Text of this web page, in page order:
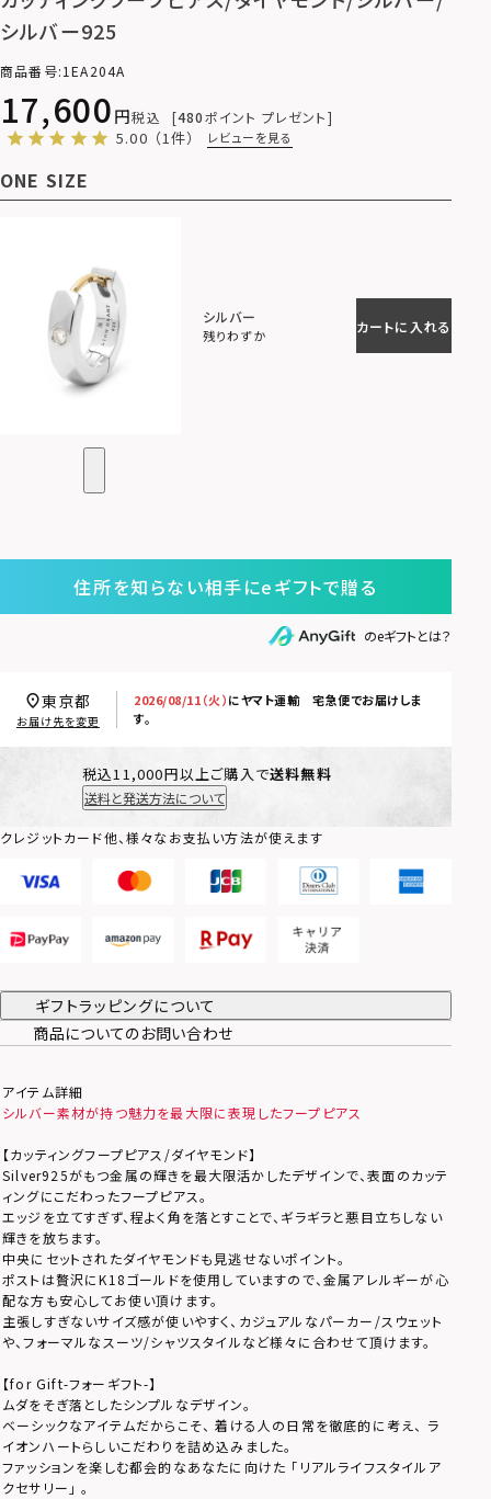
シルバー925
商品番号 1EA204A
17,600 税込 480ポイント プレゼント
5.00 （1件） レビューを見る
ONE SIZE
シルバー
残りわずか
カートに入れる
住所を知らない相手にeギフトで贈る
のeギフトとは？
2026/08/11（火）にヤマト運輸 宅急便でお届けしま
す。
東京都
お届け先を変更
税込11,000円以上ご購入で送料無料
送料と発送方法について
クレジットカード他、様々なお支払い方法が使えます
ギフトラッピングについて
商品についてのお問い合わせ
アイテム詳細
シルバー素材が持つ魅力を最大限に表現したフープピアス
【カッティングフープピアス/ダイヤモンド】
Silver925がもつ金属の輝きを最大限活かしたデザインで、表面のカッテ
ィングにこだわったフープピアス。
エッジを立てすぎず、程よく角を落とすことで、ギラギラと悪目立ちしない
輝きを放ちます。
中央にセットされたダイヤモンドも見逃せないポイント。
ポストは贅沢にK18ゴールドを使用していますので、金属アレルギーが心
配な方も安心してお使い頂けます。
主張しすぎないサイズ感が使いやすく、カジュアルなパーカー/スウェット
や、フォーマルなスーツ/シャツスタイルなど様々に合わせて頂けます。
【for Gift-フォーギフト-】
ムダをそぎ落としたシンプルなデザイン。
ベーシックなアイテムだからこそ、 着ける人の日常を徹底的に考え、 ラ
イオンハートらしいこだわりを詰め込みました。
ファッションを楽しむ都会的なあなたに向けた 「リアルライフスタイルア
クセサリー」 。